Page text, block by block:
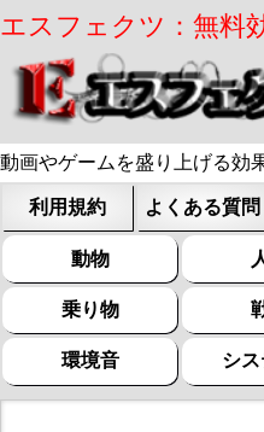
エスフェクツ：無料
動画やゲームを盛り上げる効
利用規約 よくある質問
動物
乗り物
環境音 シ